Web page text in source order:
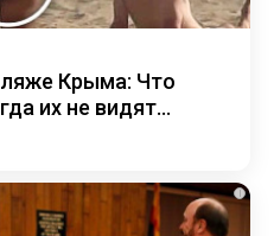
Крыма: Что
их не видят...
i